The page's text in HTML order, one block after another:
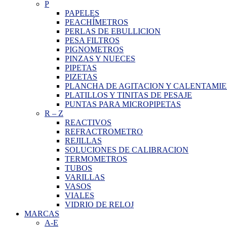
P
PAPELES
PEACHÍMETROS
PERLAS DE EBULLICION
PESA FILTROS
PIGNOMETROS
PINZAS Y NUECES
PIPETAS
PIZETAS
PLANCHA DE AGITACION Y
PLATILLOS Y TINITAS DE PESAJE
PUNTAS PARA MICROPIPETAS
R – Z
REACTIVOS
REFRACTROMETRO
REJILLAS
SOLUCIONES DE CALIBRACION
TERMOMETROS
TUBOS
VARILLAS
VASOS
VIALES
VIDRIO DE RELOJ
MARCAS
A-E